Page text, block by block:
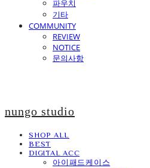
파우치
기타
COMMUNITY
REVIEW
NOTICE
문의사항
nungo studio
SHOP ALL
BEST
DIGITAL ACC
아이패드케이스